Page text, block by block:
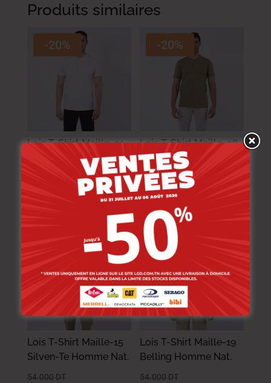
Produits similaires
-20%
Lois T-Shirt Maille-01
Belling Homme Nat.
-20%
Lois T-Shirt Maille-08
Belling Homme Nat.
54.000 DT
43.200DT
Lois T-Shirt Maille-15
Silven-Te Homme Nat.
54.000 DT
-20%
Lois T-Shirt Maille-19
Belling Homme Nat.
54.000 DT